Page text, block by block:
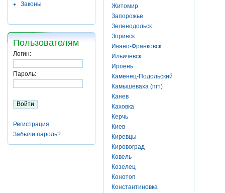
Законы
Пользователям
Логин:
Пароль:
Регистрация
Забыли пароль?
Житомир
Запорожье
Зеленодольск
Зоринск
Ивано-Франковск
Ильичевск
Ирпень
Каменец-Подольский
Камышеваха (пгт)
Канев
Каховка
Керчь
Киев
Киревцы
Кировоград
Ковель
Козелец
Конотоп
Константиновка